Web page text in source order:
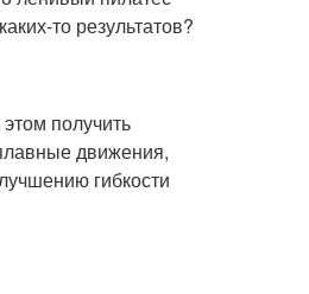
то результатов?
получить
движения,
гибкости